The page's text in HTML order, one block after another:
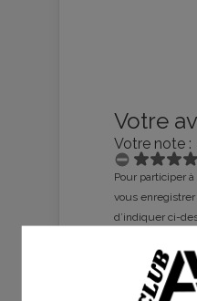
Votre
Votre note :
Pour participer
vous
d’indiquer ci-
vous n’êtes
devez vous